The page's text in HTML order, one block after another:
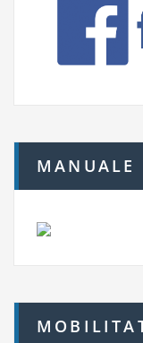
MANUALE